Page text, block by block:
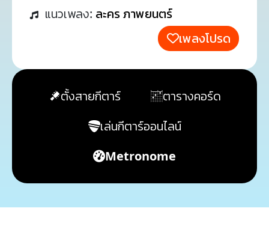
แนวเพลง: ละคร ภาพยนตร์
เพลงโปรด
ตั้งสายกีตาร์
ตารางคอร์ด
เล่นกีตาร์ออนไลน์
Metronome